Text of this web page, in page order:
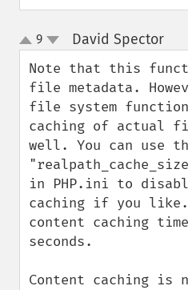
up
down
9 David Spector¶
Note that this
file metadata.
file system
caching of actual
well. You can use
in PHP.ini to
caching if you
content caching
seconds.
Content caching is